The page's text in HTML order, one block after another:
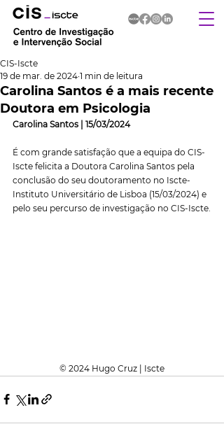
Carolina Santos é a mais recente
Doutora em Psicologia
CIS-Iscte
19 de mar. de 2024 1 min de leitura
Carolina Santos | 15/03/2024
É com grande satisfação que a equipa do CIS-
Iscte felicita a Doutora Carolina Santos pela
conclusão do seu doutoramento no Iscte-
Instituto Universitário de Lisboa (15/03/2024) e
pelo seu percurso de investigação no CIS-Iscte.
© 2024 Hugo Cruz | Iscte